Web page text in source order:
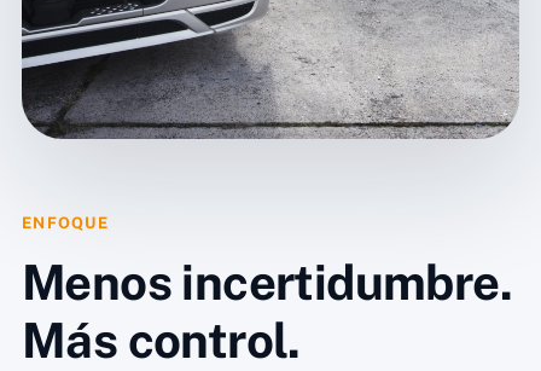
ENFOQUE
Menos incertidumbre.
Más control.